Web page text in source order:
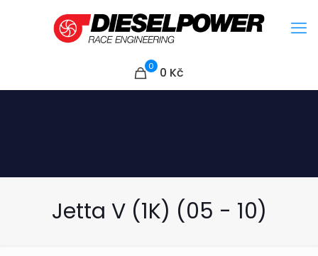
0 0 Kč
Jetta V (1K) (05 - 10)